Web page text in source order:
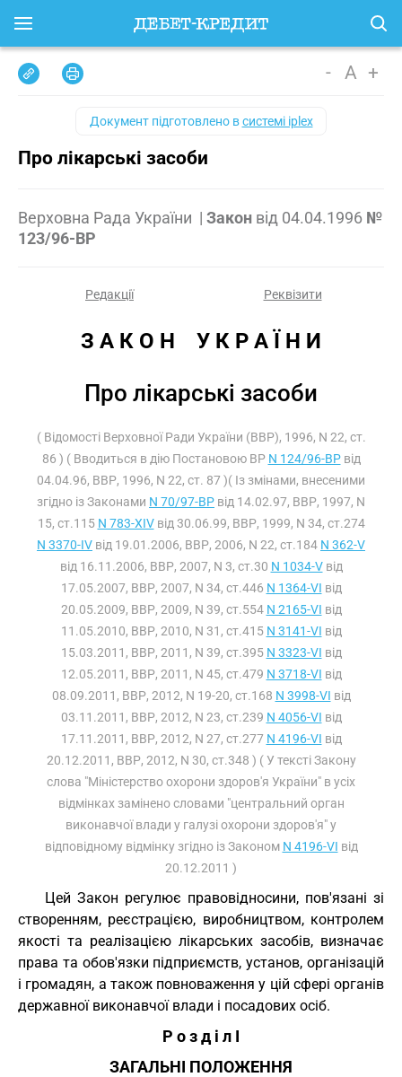
- A +
Документ підготовлено всистемі iplex
Про лікарські засоби
Верховна Рада України | Закон від 04.04.1996 №
123/96-ВР
Редакції Реквізити
З А К О Н    У К Р А Ї Н И
Про лікарські засоби
( Відомості Верховної Ради України (ВВР), 1996, N 22, ст.
86 ) ( Вводиться в дію Постановою ВР N 124/96-ВРвід
04.04.96, ВВР, 1996, N 22, ст. 87 )( Із змінами, внесеними
згідно із Законами N 70/97-ВР від 14.02.97, ВВР, 1997, N
15, ст.115 N 783-XIVвід 30.06.99, ВВР, 1999, N 34, ст.274
N 3370-IV від 19.01.2006, ВВР, 2006, N 22, ст.184 N 362-V
від 16.11.2006, ВВР, 2007, N 3, ст.30 N 1034-Vвід
17.05.2007, ВВР, 2007, N 34, ст.446 N 1364-VI від
20.05.2009, ВВР, 2009, N 39, ст.554 N 2165-VI від
11.05.2010, ВВР, 2010, N 31, ст.415 N 3141-VI від
15.03.2011, ВВР, 2011, N 39, ст.395 N 3323-VI від
12.05.2011, ВВР, 2011, N 45, ст.479 N 3718-VI від
08.09.2011, ВВР, 2012, N 19-20, ст.168 N 3998-VI від
03.11.2011, ВВР, 2012, N 23, ст.239 N 4056-VI від
17.11.2011, ВВР, 2012, N 27, ст.277 N 4196-VI від
20.12.2011, ВВР, 2012, N 30, ст.348 ) ( У тексті Закону
слова "Міністерство охорони здоров'я України" в усіх
відмінках замінено словами "центральний орган
виконавчої влади у галузі охорони здоров'я" у
відповідному відмінку згідно із Законом N 4196-VI від
20.12.2011 )
Цей Закон регулює правовідносини, пов'язані зі
створенням, реєстрацією, виробництвом, контролем
якості та реалізацією лікарських засобів, визначає
права та обов'язки підприємств, установ, організацій
і громадян, а також повноваження у цій сфері органів
державної виконавчої влади і посадових осіб.
Р о з д і л I
ЗАГАЛЬНІ ПОЛОЖЕННЯ